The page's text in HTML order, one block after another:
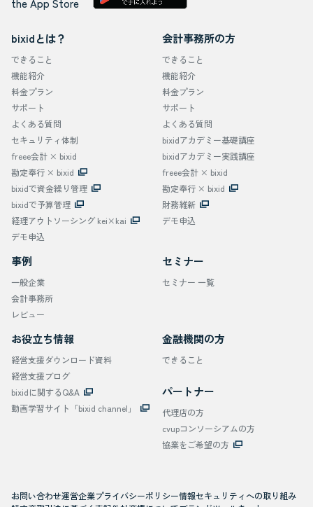
bixidとは？
できること
機能紹介
料金プラン
サポート
よくある質問
セキュリティ体制
freee会計 × bixid
勘定奉行 × bixid
bixidで資金繰り管理
bixidで予算管理
経理アウトソーシング kei×kai
デモ申込
会計事務所の方
できること
機能紹介
料金プラン
サポート
よくある質問
bixidアカデミー基礎講座
bixidアカデミー実践講座
freee会計 × bixid
勘定奉行 × bixid
財務維新
デモ申込
事例
一般企業
会計事務所
レビュー
セミナー
セミナー 一覧
お役立ち情報
経営支援ダウンロード資料
経営支援ブログ
bixidに関するQ&A
動画学習サイト「bixid channel」
金融機関の方
できること
パートナー
代理店の方
cvupコンソーシアムの方
協業をご希望の方
お問い合わせ運営企業プライバシーポリシー情報セキュリティへの取り組み